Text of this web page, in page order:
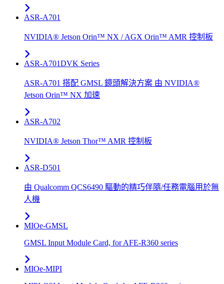
ASR-A701
NVIDIA® Jetson Orin™ NX / AGX Orin™ AMR 控制板
ASR-A701DVK Series
ASR-A701 搭配 GMSL 鏡頭解決方案 由 NVIDIA®
Jetson Orin™ NX 加速
ASR-A702
NVIDIA® Jetson Thor™ AMR 控制板
ASR-D501
由 Qualcomm QCS6490 驅動的精巧伴隨/任務電腦用於無
人機
MIOe-GMSL
GMSL Input Module Card, for AFE-R360 series
MIOe-MIPI